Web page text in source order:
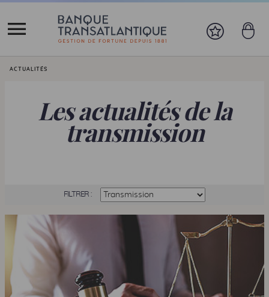
Vous êtes ici:
ACTUALITÉS
Les actualités de la
transmission
FILTRER :